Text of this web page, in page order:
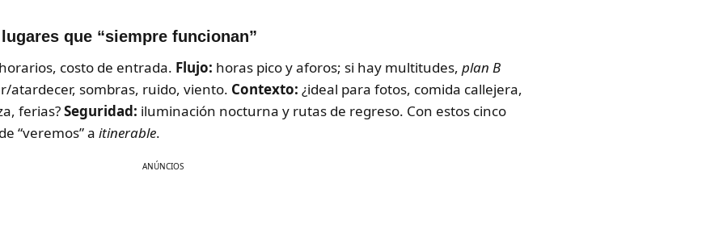
que “siempre funcionan”
costo de entrada. Flujo: horas pico y aforos; si hay multitudes, plan B
atardecer, sombras, ruido, viento. Contexto: ¿ideal para fotos, comida callejera,
ferias?Seguridad: iluminación nocturna y rutas de regreso. Con estos cinco
“veremos” a itinerable.
ANÚNCIOS